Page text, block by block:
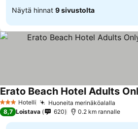
Näytä hinnat 9 sivustolta
3 Tähtiluokitus
Hotelli Huoneita merinäköalalla
8,7 Loistava 620 0.2 km rannalle